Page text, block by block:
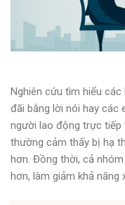
Nghiên cứu tìm hiểu
đãi bằng lời nói hay các
người lao động trực tiếp
thường cảm thấy bị hạ
hơn. Đồng thời, cả
hơn, làm giảm khả năng